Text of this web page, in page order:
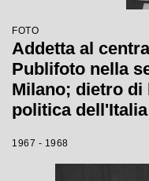
FOTO
Addetta al
Publifoto nella
Milano; dietro
politica
1967 - 1968